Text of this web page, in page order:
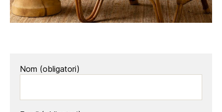
Nom (obligatori)